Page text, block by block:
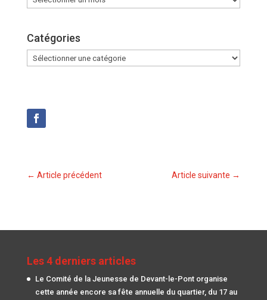
Catégories
Catégories
← Article précédent Article suivante →
Les 4 derniers articles
Le Comité de la Jeunesse de Devant-le-Pont organise
cette année encore sa fête annuelle du quartier, du 17 au